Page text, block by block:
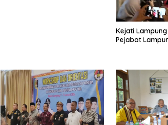
Kejati
Pejabat